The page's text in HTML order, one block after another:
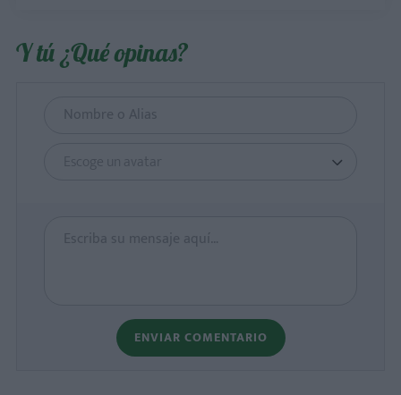
Y tú ¿Qué opinas?
Escoge un avatar
ENVIAR COMENTARIO